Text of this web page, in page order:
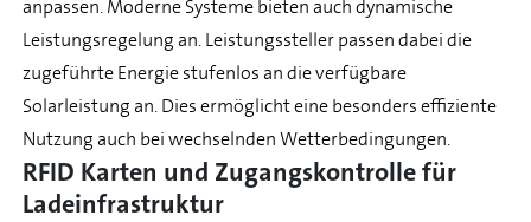
anpassen. Moderne Systeme bieten auch dynamische
Leistungsregelung an. Leistungssteller passen dabei die
zugeführte Energie stufenlos an die verfügbare
Solarleistung an. Dies ermöglicht eine besonders effiziente
Nutzung auch bei wechselnden Wetterbedingungen.
RFID Karten und Zugangskontrolle für
Ladeinfrastruktur